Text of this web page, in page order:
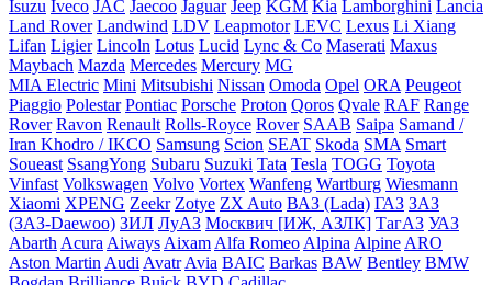
Isuzu Iveco JAC Jaecoo Jaguar Jeep KGM Kia Lamborghini Lancia
Land Rover Landwind LDV Leapmotor LEVC Lexus Li Xiang
Lifan Ligier Lincoln Lotus Lucid Lync & Co Maserati Maxus
Maybach Mazda Mercedes Mercury MG
MIA Electric Mini Mitsubishi Nissan Omoda Opel ORA Peugeot
Piaggio Polestar Pontiac Porsche Proton Qoros Qvale RAF Range
Rover Ravon Renault Rolls-Royce Rover SAAB Saipa Samand /
Iran Khodro / IKCO Samsung Scion SEAT Skoda SMA Smart
Soueast SsangYong Subaru Suzuki Tata Tesla TOGG Toyota
Vinfast Volkswagen Volvo Vortex Wanfeng Wartburg Wiesmann
Xiaomi XPENG Zeekr Zotye ZX Auto ВАЗ (Lada) ГАЗ ЗАЗ
(ЗАЗ-Daewoo) ЗИЛ ЛуАЗ Москвич [ИЖ, АЗЛК] ТагАЗ УАЗ
Abarth Acura Aiways Aixam Alfa Romeo Alpina Alpine ARO
Aston Martin Audi Avatr Avia BAIC Barkas BAW Bentley BMW